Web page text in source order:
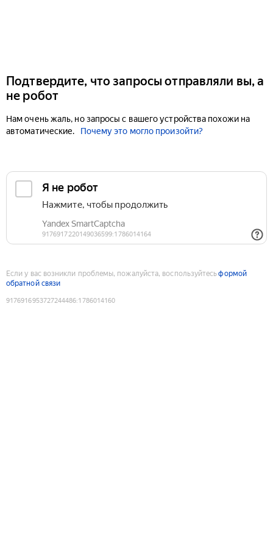
Подтвердите, что запросы отправляли вы, а
не робот
Нам очень жаль, но запросы с вашего устройства похожи на
автоматические.
Почему это могло произойти?
Если у вас возникли проблемы, пожалуйста, воспользуйтесьформой
обратной связи
9176916953727244486:1786014160